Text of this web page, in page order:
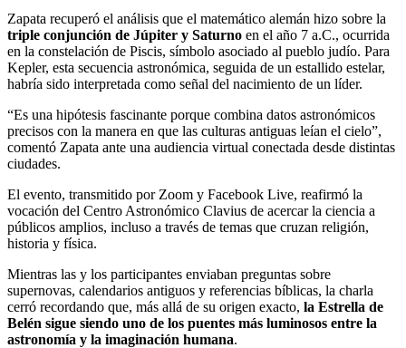
Zapata recuperó el análisis que el matemático alemán hizo sobre la
triple conjunción de Júpiter y Saturno en el año 7 a.C., ocurrida
en la constelación de Piscis, símbolo asociado al pueblo judío. Para
Kepler, esta secuencia astronómica, seguida de un estallido estelar,
habría sido interpretada como señal del nacimiento de un líder.
“Es una hipótesis fascinante porque combina datos astronómicos
precisos con la manera en que las culturas antiguas leían el cielo”,
comentó Zapata ante una audiencia virtual conectada desde distintas
ciudades.
El evento, transmitido por Zoom y Facebook Live, reafirmó la
vocación del Centro Astronómico Clavius de acercar la ciencia a
públicos amplios, incluso a través de temas que cruzan religión,
historia y física.
Mientras las y los participantes enviaban preguntas sobre
supernovas, calendarios antiguos y referencias bíblicas, la charla
cerró recordando que, más allá de su origen exacto, la Estrella de
Belén sigue siendo uno de los puentes más luminosos entre la
astronomía y la imaginación humana.